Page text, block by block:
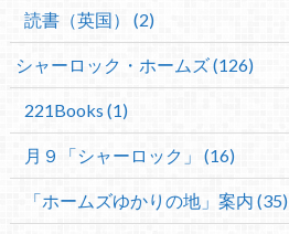
読書（英国） (2)
シャーロック・ホームズ (126)
221Books (1)
月９「シャーロック」 (16)
「ホームズゆかりの地」案内 (35)